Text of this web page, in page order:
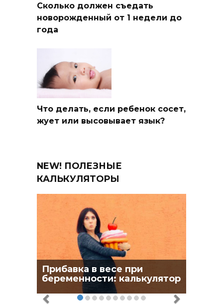
Сколько должен съедать
новорожденный от 1 недели до
года
Что делать, если ребенок сосет,
жует или высовывает язык?
NEW! ПОЛЕЗНЫЕ
КАЛЬКУЛЯТОРЫ
Прибавка в весе при
беременности: калькулятор